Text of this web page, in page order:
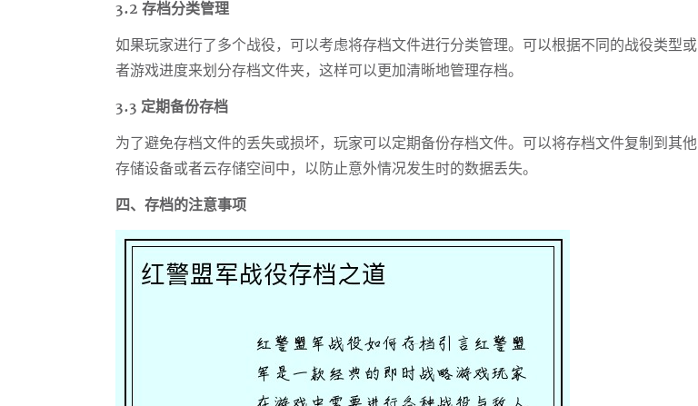
3.2 存档分类管理
如果玩家进行了多个战役，可以考虑将存档文件进行分类管理。可以根据不同的战役类型或
者游戏进度来划分存档文件夹，这样可以更加清晰地管理存档。
3.3 定期备份存档
为了避免存档文件的丢失或损坏，玩家可以定期备份存档文件。可以将存档文件复制到其他
存储设备或者云存储空间中，以防止意外情况发生时的数据丢失。
四、存档的注意事项